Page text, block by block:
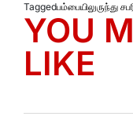
Taggedபம்பையிலுருந்து
YOU
LIKE